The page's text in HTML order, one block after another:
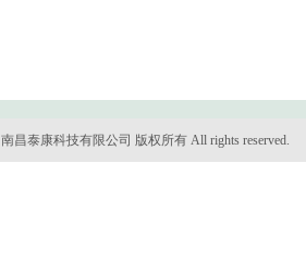
昌泰康科技有限公司 版权所有 All rights reserved.